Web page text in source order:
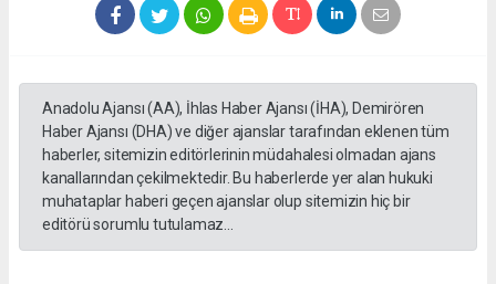
Anadolu Ajansı (AA), İhlas Haber Ajansı (İHA), Demirören
Haber Ajansı (DHA) ve diğer ajanslar tarafından eklenen tüm
haberler, sitemizin editörlerinin müdahalesi olmadan ajans
kanallarından çekilmektedir. Bu haberlerde yer alan hukuki
muhataplar haberi geçen ajanslar olup sitemizin hiç bir
editörü sorumlu tutulamaz...